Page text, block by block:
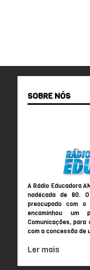
SOBRE NÓS
A Rádio Educadora
nadécada de 80.
preocupado com
encaminhou um
Comunicações,
com a concessão de
Ler mais